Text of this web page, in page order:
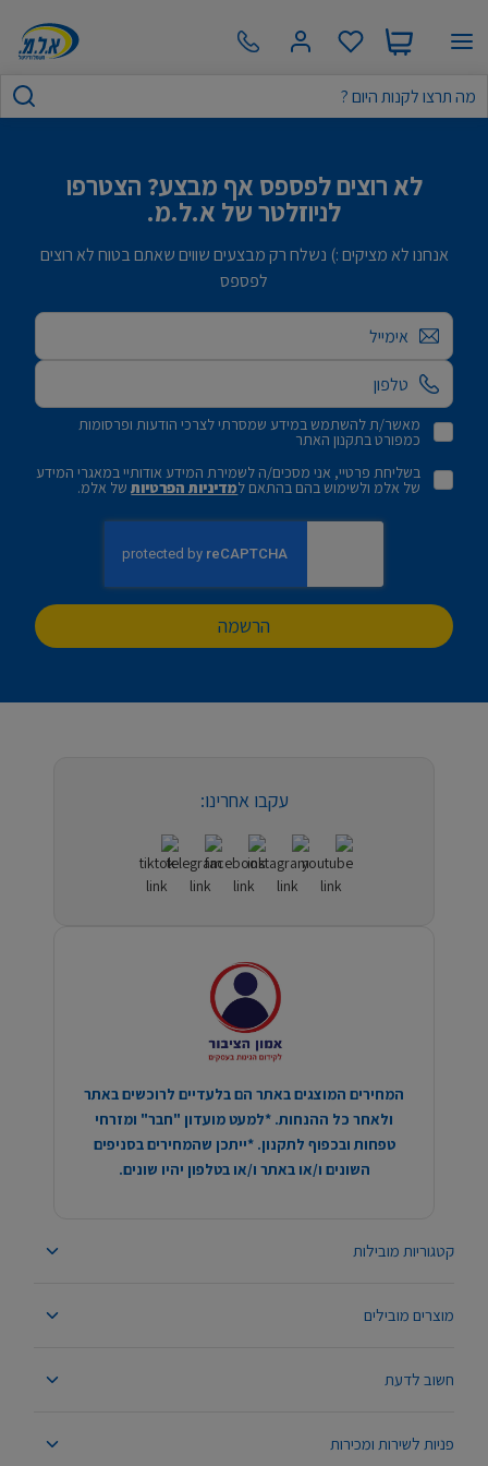
לא רוצים לפספס אף מבצע? הצטרפו
לניוזלטר של א.ל.מ.
אנחנו לא מציקים :) נשלח רק מבצעים שווים שאתם בטוח לא רוצים
לפספס
אימייל
מאשר/ת להשתמש במידע שמסרתי לצרכי הודעות ופרסומות
כמפורט בתקנון האתר
בשליחת פרטיי, אני מסכים/ה לשמירת המידע אודותיי במאגרי המידע
של אלמ ולשימוש בהם בהתאם למדיניות הפרטיותשל אלמ.
הרשמה
קטגוריות מובילות
מוצרים מובילים
חשוב לדעת
פניות לשירות ומכירות
עקבו אחרינו:
המחירים המוצגים באתר הם בלעדיים לרוכשים באתר
ולאחר כל ההנחות. *למעט מועדון "חבר" ומזרחי
טפחות ובכפוף לתקנון. *ייתכן שהמחירים בסניפים
השונים ו/או באתר ו/או בטלפון יהיו שונים.